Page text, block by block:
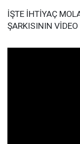
İŞTE İHTİYAÇ
ŞARKISININ VİDEO